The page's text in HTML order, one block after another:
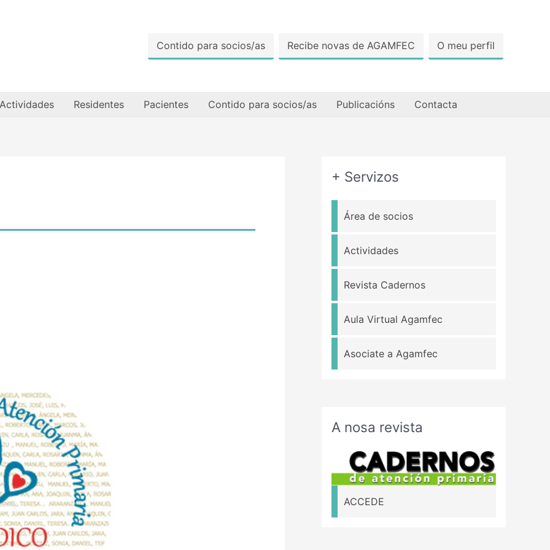
Contido para socios/as Recibe novas de AGAMFEC O meu perfil
Residentes Pacientes Contido para socios/as Publicacións Contacta
+ Servizos
Área de socios
Actividades
Revista Cadernos
Aula Virtual Agamfec
Asociate a Agamfec
A nosa revista
ACCEDE